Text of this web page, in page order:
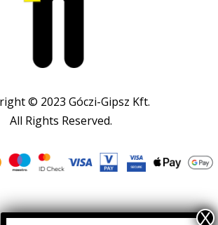
© 2023 Góczi-Gipsz Kft.
All Rights Reserved.